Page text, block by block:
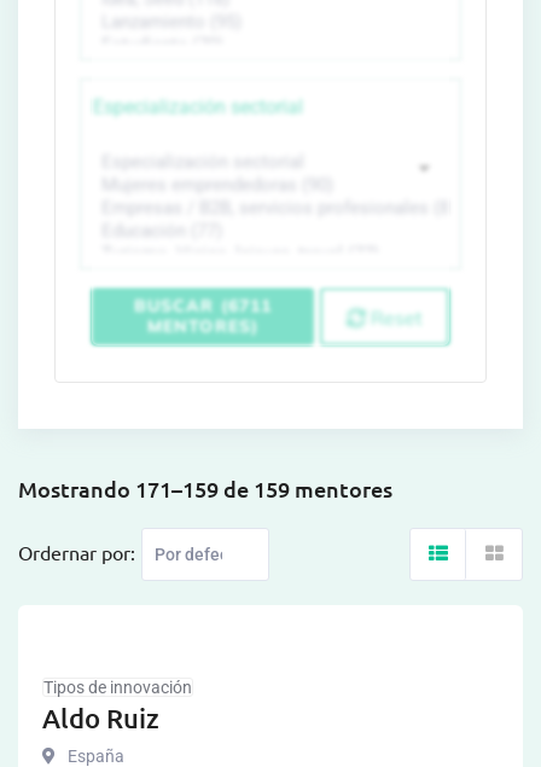
Especialización sectorial
BUSCAR (6711
MENTORES)
Reset
Mostrando 171–159 de 159 mentores
Ordernar por:
Tipos de innovación
Aldo Ruiz
España